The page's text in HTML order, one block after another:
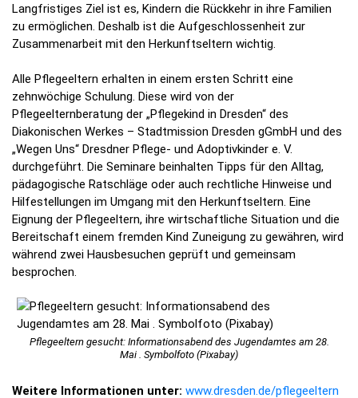
Langfristiges Ziel ist es, Kindern die Rückkehr in ihre Familien
zu ermöglichen. Deshalb ist die Aufgeschlossenheit zur
Zusammenarbeit mit den Herkunftseltern wichtig.
Alle Pflegeeltern erhalten in einem ersten Schritt eine
zehnwöchige Schulung. Diese wird von der
Pflegeelternberatung der „Pflegekind in Dresden“ des
Diakonischen Werkes – Stadtmission Dresden gGmbH und des
„Wegen Uns“ Dresdner Pflege- und Adoptivkinder e. V.
durchgeführt. Die Seminare beinhalten Tipps für den Alltag,
pädagogische Ratschläge oder auch rechtliche Hinweise und
Hilfestellungen im Umgang mit den Herkunftseltern. Eine
Eignung der Pflegeeltern, ihre wirtschaftliche Situation und die
Bereitschaft einem fremden Kind Zuneigung zu gewähren, wird
während zwei Hausbesuchen geprüft und gemeinsam
besprochen.
Pflegeeltern gesucht: Informationsabend des Jugendamtes am 28.
Mai . Symbolfoto (Pixabay)
Weitere Informationen unter: www.dresden.de/pflegeeltern